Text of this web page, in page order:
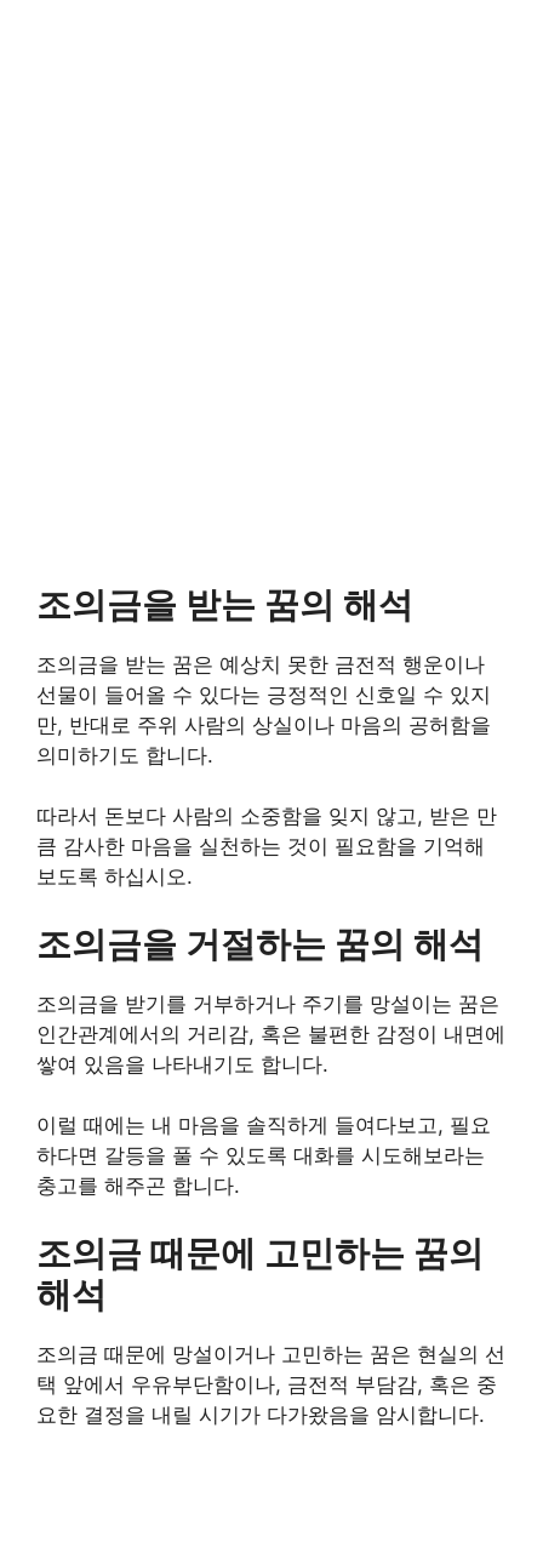
조의금을 받는 꿈의 해석
조의금을 받는 꿈은 예상치 못한 금전적 행운이나
선물이 들어올 수 있다는 긍정적인 신호일 수 있지
만, 반대로 주위 사람의 상실이나 마음의 공허함을
의미하기도 합니다.
따라서 돈보다 사람의 소중함을 잊지 않고, 받은 만
큼 감사한 마음을 실천하는 것이 필요함을 기억해
보도록 하십시오.
조의금을 거절하는 꿈의 해석
조의금을 받기를 거부하거나 주기를 망설이는 꿈은
인간관계에서의 거리감, 혹은 불편한 감정이 내면에
쌓여 있음을 나타내기도 합니다.
이럴 때에는 내 마음을 솔직하게 들여다보고, 필요
하다면 갈등을 풀 수 있도록 대화를 시도해보라는
충고를 해주곤 합니다.
조의금 때문에 고민하는 꿈의
해석
조의금 때문에 망설이거나 고민하는 꿈은 현실의 선
택 앞에서 우유부단함이나, 금전적 부담감, 혹은 중
요한 결정을 내릴 시기가 다가왔음을 암시합니다.